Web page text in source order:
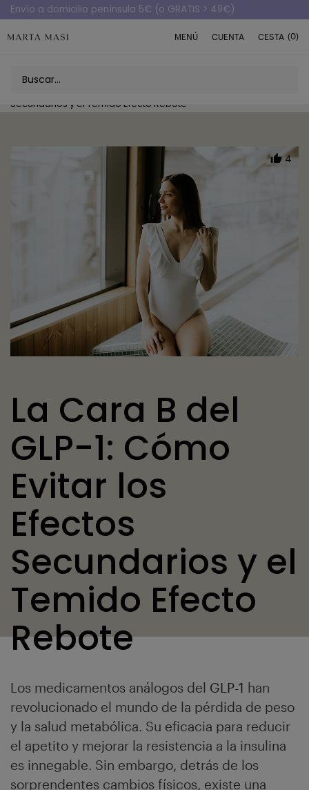
Envío a domicilio península 5€ (o GRATIS > 49€)
MENÚ CUENTA CESTA (0)
Inicio Blog
Secundarios y el Temido Efecto Rebote
4
La Cara B del
GLP-1: Cómo
Evitar los
Efectos
Secundarios y el
Temido Efecto
Rebote
Los medicamentos análogos del GLP-1 han
revolucionado el mundo de la pérdida de peso
y la salud metabólica. Su eficacia para reducir
el apetito y mejorar la resistencia a la insulina
es innegable. Sin embargo, detrás de los
sorprendentes cambios físicos, existe una